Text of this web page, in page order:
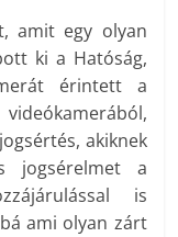
amit egy olyan
ki a Hatóság,
érintett a
akiknek
jogsérelmet a
is
ami olyan zárt